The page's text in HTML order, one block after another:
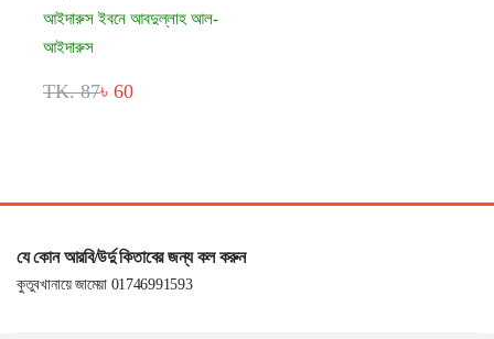
আইদারুস ইবনে আবদুল্লাহ আল-
আইদারুস
TK. 87৳ 60
যে কোন আরবি/উর্দু কিতাবের জন্য কল করুন
কুতুবখানায়ে জামেয়া 01746991593